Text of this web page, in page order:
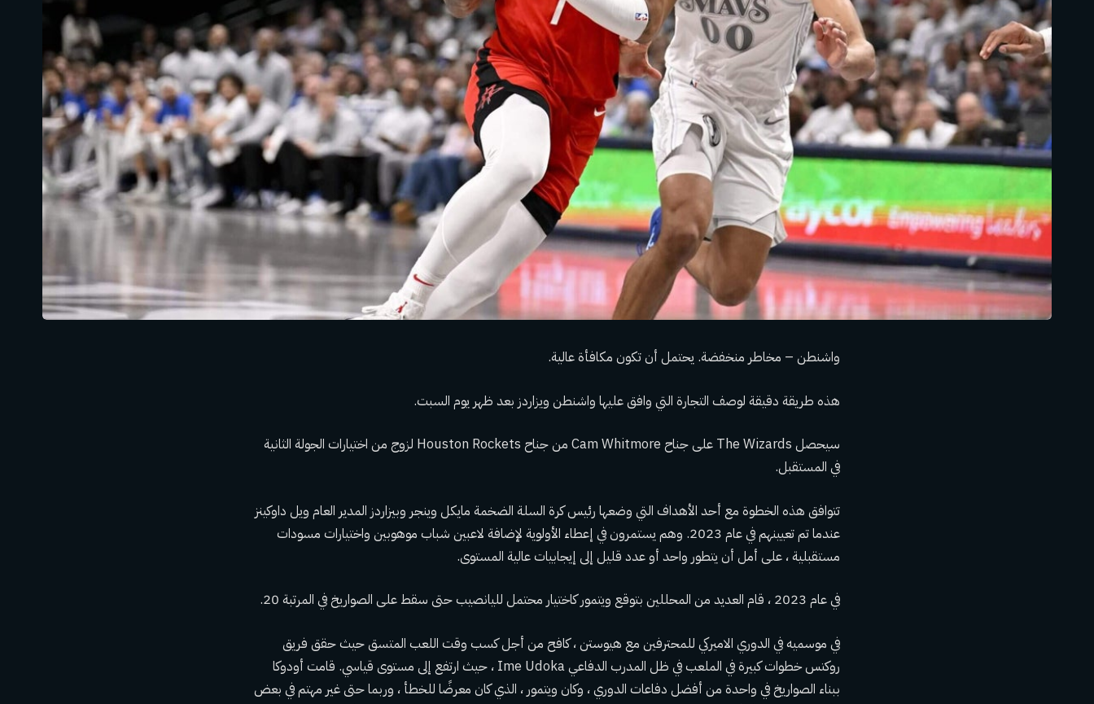
واشنطن – مخاطر منخفضة. يحتمل أن تكون مكافأة عالية.
هذه طريقة دقيقة لوصف التجارة التي وافق عليها واشنطن ويزاردز بعد ظهر يوم السبت.
سيحصل The Wizards على جناح Cam Whitmore من جناح Houston Rockets لزوج من اختيارات الجولة الثانية
في المستقبل.
تتوافق هذه الخطوة مع أحد الأهداف التي وضعها رئيس كرة السلة الضخمة مايكل وينجر وبيزاردز المدير العام ويل داوكينز
عندما تم تعيينهم في عام 2023. وهم يستمرون في إعطاء الأولوية لإضافة لاعبين شباب موهوبين واختيارات مسودات
مستقبلية ، على أمل أن يتطور واحد أو عدد قليل إلى إيجابيات عالية المستوى.
في عام 2023 ، قام العديد من المحللين بتوقع ويتمور كاختيار محتمل لليانصيب حتى سقط على الصواريخ في المرتبة 20.
في موسميه في الدوري الاميركي للمحترفين مع هيوستن ، كافح من أجل كسب وقت اللعب المتسق حيث حقق فريق
روكتس خطوات كبيرة في الملعب في ظل المدرب الدفاعي Ime Udoka ، حيث ارتفع إلى مستوى قياسي. قامت أودوكا
ببناء الصواريخ في واحدة من أفضل دفاعات الدوري ، وكان ويتمور ، الذي كان معرضًا للخطأ ، وربما حتى غير مهتم في بعض